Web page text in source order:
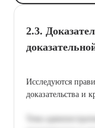
2.3.
Исследуются
доказательства и